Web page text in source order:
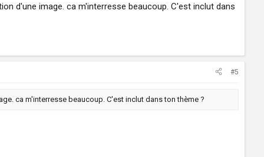
d'une image. ca m'interresse beaucoup. C'est inclut dans
#5
ca m'interresse beaucoup. C'est inclut dans ton thème ?